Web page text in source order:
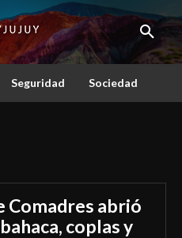
Seguridad Sociedad
Comadres abrió
coplas y